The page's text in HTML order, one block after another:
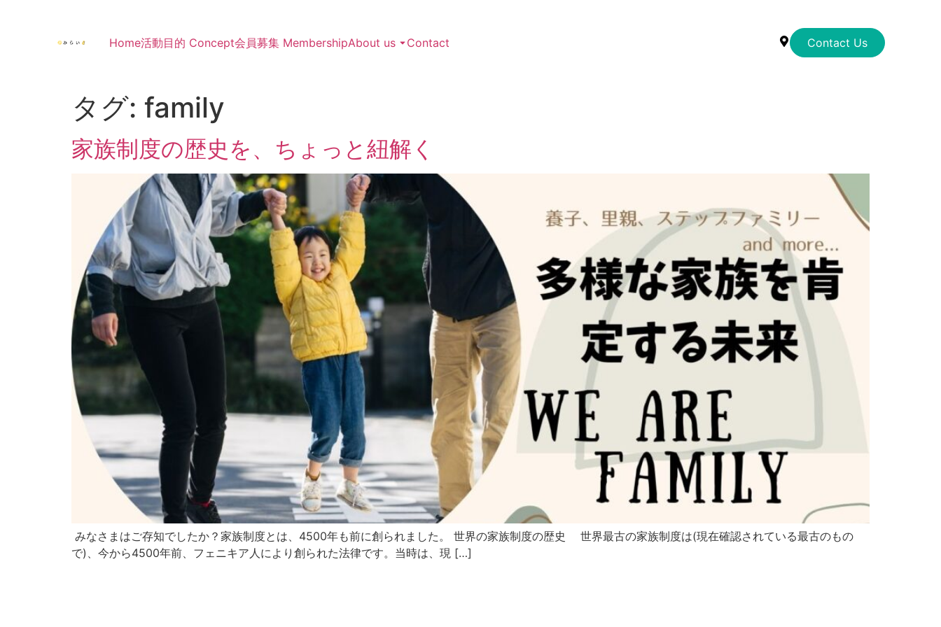
Home活動目的 Concept会員募集 MembershipAbout us Contact Contact Us
タグ: family
家族制度の歴史を、ちょっと紐解く
みなさまはご存知でしたか？家族制度とは、4500年も前に創られました。 世界の家族制度の歴史 世界最古の家族制度は(現在確認されている最古のもの
で)、今から4500年前、フェニキア人により創られた法律です。当時は、現 […]